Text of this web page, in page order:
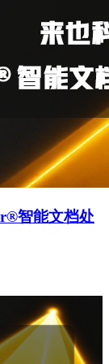
智能文档处